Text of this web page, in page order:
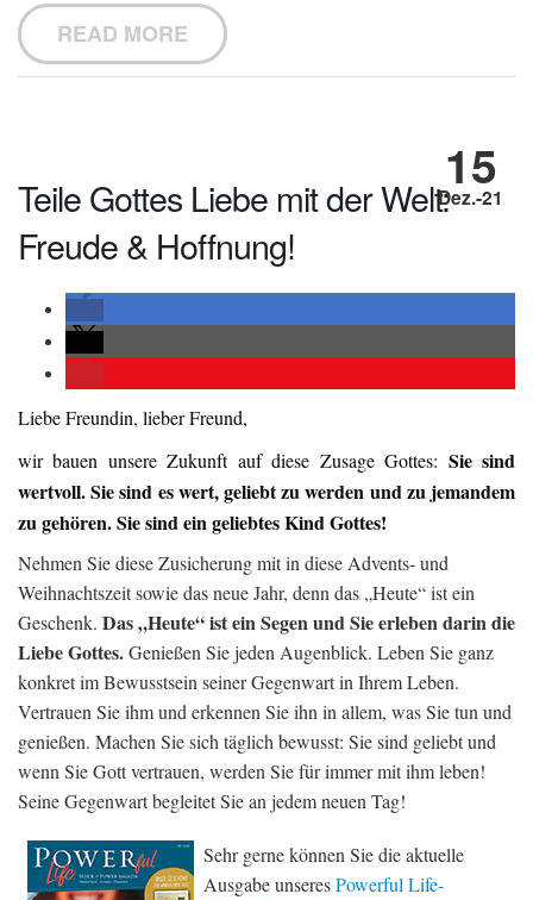
READ MORE
15
Dez.-21
Teile Gottes Liebe mit der Welt:
Freude & Hoffnung!
Liebe Freundin, lieber Freund,
wir bauen unsere Zukunft auf diese Zusage Gottes: Sie sind
wertvoll. Sie sind es wert, geliebt zu werden und zu jemandem
zu gehören. Sie sind ein geliebtes Kind Gottes!
Nehmen Sie diese Zusicherung mit in diese Advents- und
Weihnachtszeit sowie das neue Jahr, denn das „Heute“ ist ein
Geschenk. Das „Heute“ ist ein Segen und Sie erleben darin die
Liebe Gottes.Genießen Sie jeden Augenblick. Leben Sie ganz
konkret im Bewusstsein seiner Gegenwart in Ihrem Leben.
Vertrauen Sie ihm und erkennen Sie ihn in allem, was Sie tun und
genießen. Machen Sie sich täglich bewusst: Sie sind geliebt und
wenn Sie Gott vertrauen, werden Sie für immer mit ihm leben!
Seine Gegenwart begleitet Sie an jedem neuen Tag!
Sehr gerne können Sie die aktuelle
Ausgabe unseresPowerful Life-